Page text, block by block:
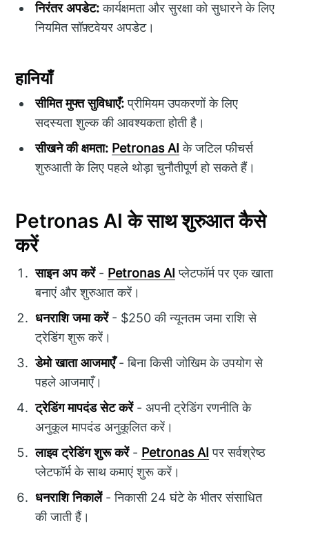
निरंतर अपडेट:कार्यक्षमता और सुरक्षा को सुधारने के लिए
नियमित सॉफ़्टवेयर अपडेट।
हानियाँ
सीमित मुफ्त सुविधाएँ:प्रीमियम उपकरणों के लिए
सदस्यता शुल्क की आवश्यकता होती है।
सीखने की क्षमता: Petronas AI के जटिल फीचर्स
शुरुआती के लिए पहले थोड़ा चुनौतीपूर्ण हो सकते हैं।
Petronas AI के साथ शुरुआत कैसे
करें
साइन अप करें- Petronas AI प्लेटफॉर्म पर एक खाता
बनाएं और शुरुआत करें।
धनराशि जमा करें- $250 की न्यूनतम जमा राशि से
ट्रेडिंग शुरू करें।
डेमो खाता आजमाएँ- बिना किसी जोखिम के उपयोग से
पहले आजमाएँ।
ट्रेडिंग मापदंड सेट करें- अपनी ट्रेडिंग रणनीति के
अनुकूल मापदंड अनुकूलित करें।
लाइव ट्रेडिंग शुरू करें- Petronas AI पर सर्वश्रेष्ठ
प्लेटफॉर्म के साथ कमाएं शुरू करें।
धनराशि निकालें- निकासी 24 घंटे के भीतर संसाधित
की जाती हैं।